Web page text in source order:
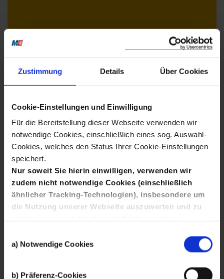
Zustimmung Details Über Cookies
Cookie-Einstellungen und Einwilligung
Für die Bereitstellung dieser Webseite verwenden wir
notwendige Cookies, einschließlich eines sog. Auswahl-
Cookies, welches den Status Ihrer Cookie-Einstellungen
speichert.
Nur soweit Sie hierin einwilligen, verwenden wir
zudem nicht notwendige Cookies (einschließlich
ähnlicher Tracking-Technologien), insbesondere um
die Nutzung unserer Webseite auszuwerten und zu
Kanälen anzusprechen und Ihnen Angebote von
Hierfür setzen wir die Dienste von Drittanbietern wie
a) Notwendige Cookies
b) Präferenz-Cookies
Service­stelle HOCHSCHULE­
WIRTSCHAFT
Unternehmen
Wonach